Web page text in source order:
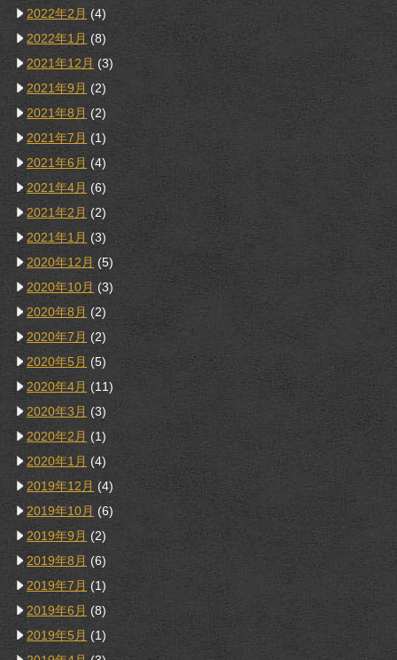
2022年2月 (4)
2022年1月 (8)
2021年12月 (3)
2021年9月 (2)
2021年8月 (2)
2021年7月 (1)
2021年6月 (4)
2021年4月 (6)
2021年2月 (2)
2021年1月 (3)
2020年12月 (5)
2020年10月 (3)
2020年8月 (2)
2020年7月 (2)
2020年5月 (5)
2020年4月 (11)
2020年3月 (3)
2020年2月 (1)
2020年1月 (4)
2019年12月 (4)
2019年10月 (6)
2019年9月 (2)
2019年8月 (6)
2019年7月 (1)
2019年6月 (8)
2019年5月 (1)